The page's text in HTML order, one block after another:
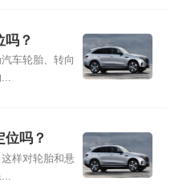
？
车轮胎、转向
...
吗？
样对轮胎和悬